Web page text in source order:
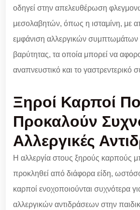
οδηγεί στην απελευθέρωση
μεσολαβητών, όπως η ισταμίνη, με
εμφάνιση αλλεργικών συμπτωμάτων
βαρύτητας, τα οποία μπορεί να
αναπνευστικό και το γαστρεντερικό
Ξηροί Καρποί
Προκαλούν
Αλλεργικές
Η αλλεργία στους ξηρούς καρπούς
προκληθεί από διάφορα είδη,
καρποί ενοχοποιούνται συχνότερα
αλλεργικών αντιδράσεων στην